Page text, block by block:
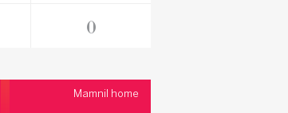
0
Mamnil home